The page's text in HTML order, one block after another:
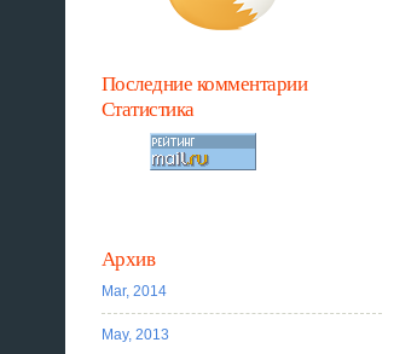
Последние комментарии
Статистика
Архив
Mar, 2014
May, 2013